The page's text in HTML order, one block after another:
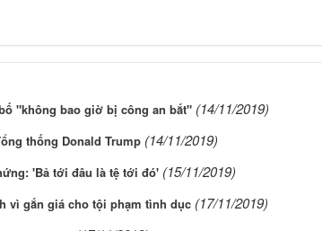
"không bao giờ bị công an bắt" (14/11/2019)
thống Donald Trump (14/11/2019)
'Bả tới đâu là tệ tới đó' (15/11/2019)
vì gắn giá cho tội phạm tình dục (17/11/2019)